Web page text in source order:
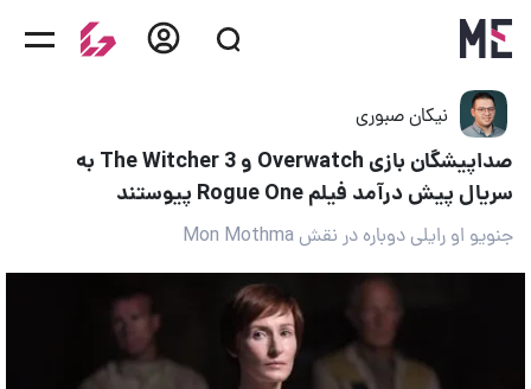
نیکان صبوری
صداپیشگان بازی Overwatch و The Witcher 3 به
سریال پیش درآمد فیلم Rogue One پیوستند
جنویو او رایلی دوباره در نقش Mon Mothma